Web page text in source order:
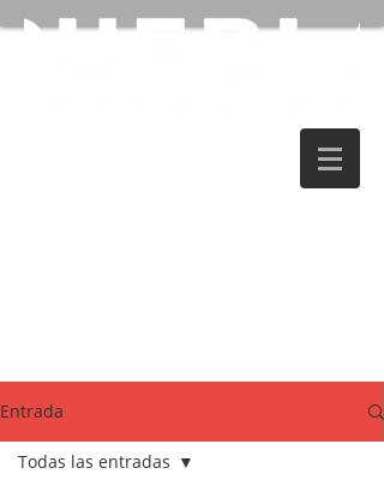
Entrada
Todas las entradas